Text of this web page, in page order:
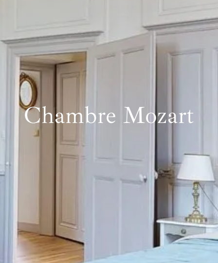
Chambre Mozart